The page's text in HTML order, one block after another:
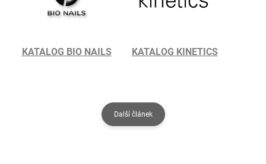
KATALOG BIO NAILS KATALOG KINETICS
Další článek